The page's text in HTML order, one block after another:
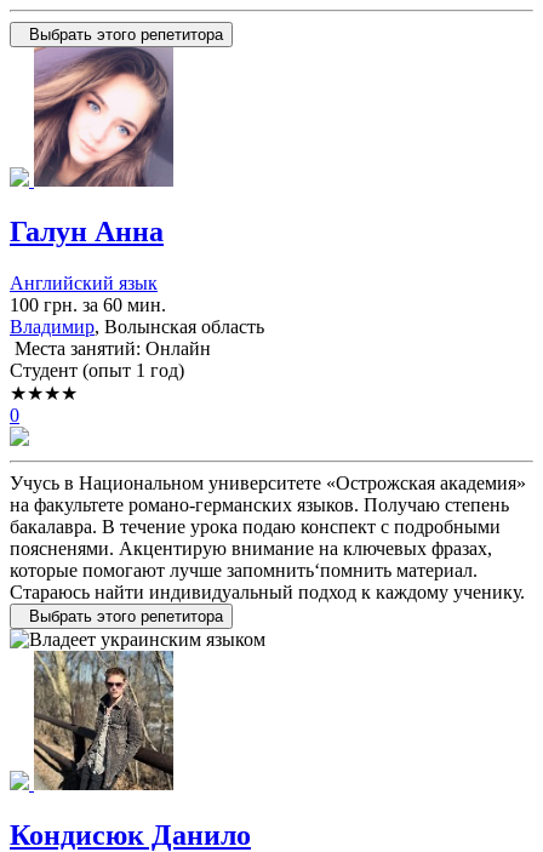
Выбрать этого репетитора
Галун Анна
Английский язык
100 грн. за 60 мин.
Владимир, Волынская область
Места занятий: Онлайн
Cтудент (опыт 1 год)
★★★★
0
Учусь в Национальном университете «Острожская академия»
на факультете романо-германских языков. Получаю степень
бакалавра. В течение урока подаю конспект с подробными
поясненями. Акцентирую внимание на ключевых фразах,
которые помогают лучше запомнить‘помнить материал.
Стараюсь найти индивидуальный подход к каждому ученику.
Выбрать этого репетитора
Кондисюк Данило